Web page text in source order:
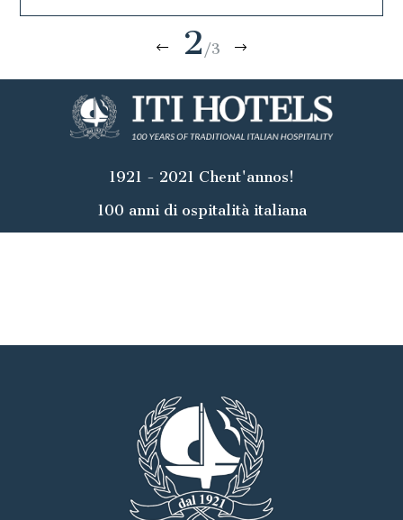
2 /3
1921 - 2021 Chent'annos!
100 anni di ospitalità italiana